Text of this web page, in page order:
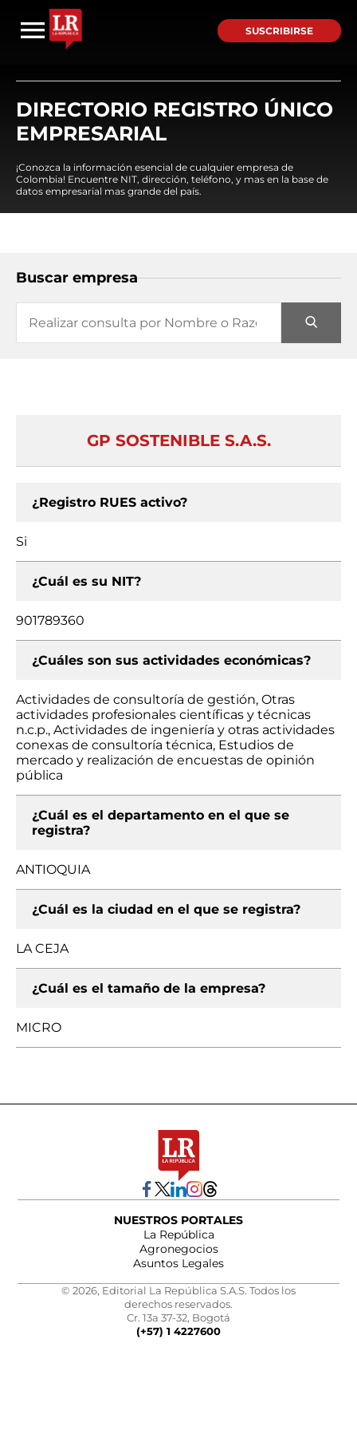
SUSCRIBIRSE
DIRECTORIO REGISTRO ÚNICO
EMPRESARIAL
¡Conozca la información esencial de cualquier empresa de
Colombia! Encuentre NIT, dirección, teléfono, y mas en la base de
datos empresarial mas grande del país.
Buscar empresa
GP SOSTENIBLE S.A.S.
¿Registro RUES activo?
Si
¿Cuál es su NIT?
901789360
¿Cuáles son sus actividades económicas?
Actividades de consultoría de gestión, Otras
actividades profesionales científicas y técnicas
n.c.p., Actividades de ingeniería y otras actividades
conexas de consultoría técnica, Estudios de
mercado y realización de encuestas de opinión
pública
¿Cuál es el departamento en el que se
registra?
ANTIOQUIA
¿Cuál es la ciudad en el que se registra?
LA CEJA
¿Cuál es el tamaño de la empresa?
MICRO
NUESTROS PORTALES
La República
Agronegocios
Asuntos Legales
© 2026, Editorial La República S.A.S. Todos los
derechos reservados.
Cr. 13a 37-32, Bogotá
(+57) 1 4227600